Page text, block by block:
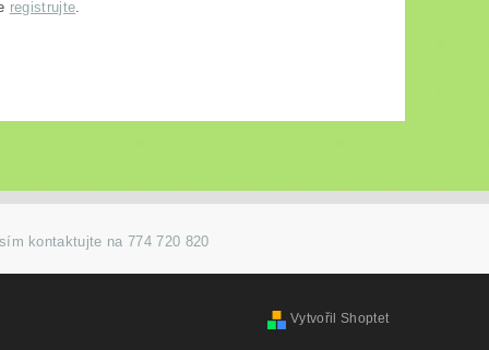
registrujte.
kontaktujte na 774 720 820
Vytvořil Shoptet